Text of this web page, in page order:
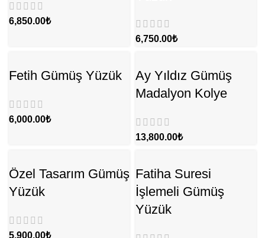
₺
₺
Fetih Gümüş Yüzük
₺
Ay Yıldız Gümüş
Madalyon Kolye
₺
Özel Tasarım Gümüş
Yüzük
₺
Fatiha Suresi
İşlemeli Gümüş
Yüzük